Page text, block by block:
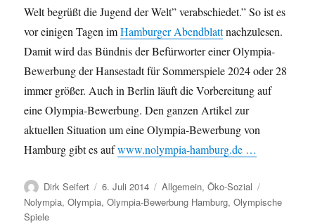
Welt begrüßt die Jugend der Welt” verabschiedet.” So ist es
vor einigen Tagen imHamburger Abendblattnachzulesen.
Damit wird das Bündnis der Befürworter einer Olympia-
Bewerbung der Hansestadt für Sommerspiele 2024 oder 28
immer größer. Auch in Berlin läuft die Vorbereitung auf
eine Olympia-Bewerbung. Den ganzen Artikel zur
aktuellen Situation um eine Olympia-Bewerbung von
Hamburg gibt es aufwww.nolympia-hamburg.de …
Autor
Dirk Seifert
Veröffentlicht
am
6. Juli 2014 Kategorien
Allgemein,Öko-Sozial
Nolympia,Olympia,Olympia-Bewerbung Hamburg,Olympische
Spiele